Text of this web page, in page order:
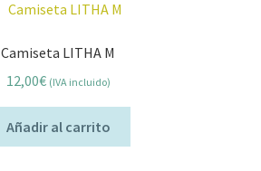
Camiseta LITHA M
12,00€ (IVA incluido)
Añadir al carrito